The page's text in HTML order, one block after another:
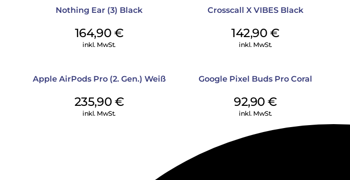
Nothing Ear (3) Black
164,90 €
inkl. MwSt.
Crosscall X VIBES Black
142,90€
inkl. MwSt.
Apple AirPods Pro (2. Gen.) Weiß
235,90 €
inkl. MwSt.
Google Pixel Buds Pro Coral
92,90€
inkl. MwSt.